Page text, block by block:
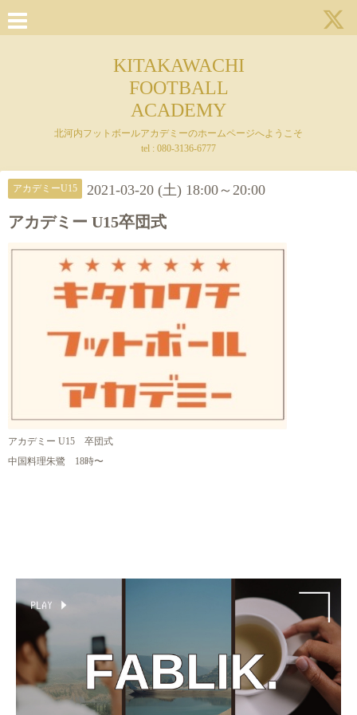
KITAKAWACHI
FOOTBALL
ACADEMY
北河内フットボールアカデミーのホームページへようこそ
tel : 080-3136-6777
アカデミーU15 2021-03-20 (土) 18:00～20:00
アカデミー U15卒団式
アカデミー U15 卒団式
中国料理朱鷺 18時〜